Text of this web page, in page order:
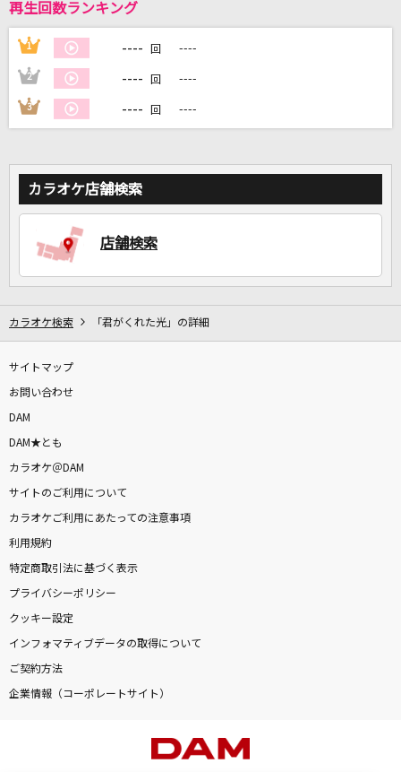
再生回数ランキング
1 ---- 回 ----
2 ---- 回 ----
3 ---- 回 ----
カラオケ店舗検索
店舗検索
カラオケ検索 「君がくれた光」の詳細
サイトマップ
お問い合わせ
DAM
DAM★とも
カラオケ＠DAM
サイトのご利用について
カラオケご利用にあたっての注意事項
利用規約
特定商取引法に基づく表示
プライバシーポリシー
クッキー設定
インフォマティブデータの取得について
ご契約方法
企業情報（コーポレートサイト）